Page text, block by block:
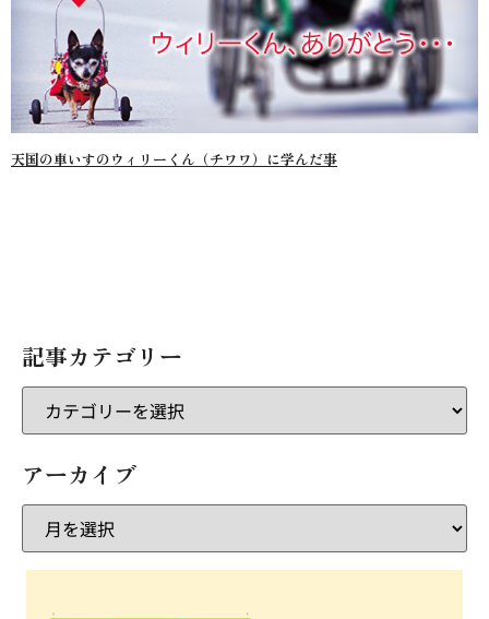
天国の車いすのウィリーくん（チワワ）に学んだ事
記事カテゴリー
アーカイブ